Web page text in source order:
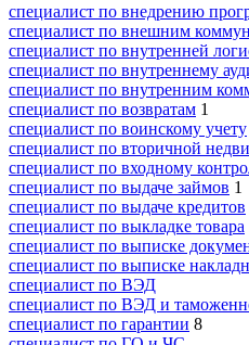
специалист по внедрению
специалист по внешним
специалист по внутренней
специалист по внутреннему
специалист по внутренним
специалист по возвратам 1
специалист по воинскому учету
специалист по вторичной
специалист по входному
специалист по выдаче займов 1
специалист по выдаче кредитов
специалист по выкладке товара
специалист по выписке
специалист по выписке
специалист по ВЭД
специалист по ВЭД и
специалист по гарантии 8